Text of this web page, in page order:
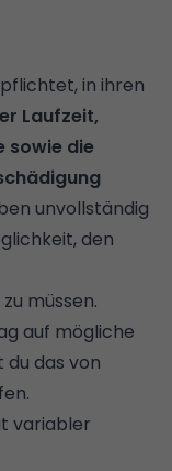
in ihren
Laufzeit,
sowie die
unvollständig
den
müssen.
auf mögliche
du das von
variabler